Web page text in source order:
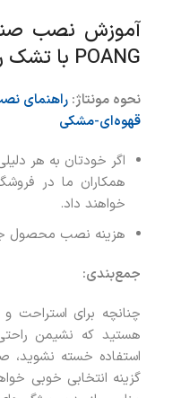
آموزش نصب
POANG با تشک رنگ بژ
نحوه مونتاژ:
قهوه‌ای-مشکی
اگر خودتان به هر
همکاران ما در
خواهند داد.
هزینه نصب محصول
جمع‌بندی:
چنانچه برای استراحت
هستید که نشیمن
گزینه انتخابی خوبی